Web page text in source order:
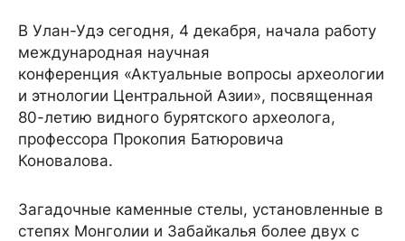
В Улан-Удэ сегодня, 4 декабря, начала работу
международная научная
конференция «Актуальные вопросы археологии
и этнологии Центральной Азии», посвященная
80-летию видного бурятского археолога,
профессора Прокопия Батюровича
Коновалова.
Загадочные каменные стелы, установленные в
степях Монголии и Забайкалья более двух с